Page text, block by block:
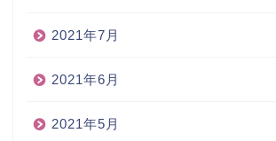
2021年7月
2021年6月
2021年5月